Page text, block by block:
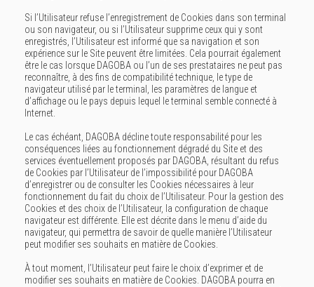
Si l’Utilisateur refuse l’enregistrement de Cookies dans son terminal
ou son navigateur, ou si l’Utilisateur supprime ceux qui y sont
enregistrés, l’Utilisateur est informé que sa navigation et son
expérience sur le Site peuvent être limitées. Cela pourrait également
être le cas lorsque DAGOBA ou l’un de ses prestataires ne peut pas
reconnaître, à des fins de compatibilité technique, le type de
navigateur utilisé par le terminal, les paramètres de langue et
d’affichage ou le pays depuis lequel le terminal semble connecté à
Internet.
Le cas échéant, DAGOBA décline toute responsabilité pour les
conséquences liées au fonctionnement dégradé du Site et des
services éventuellement proposés par DAGOBA, résultant du refus
de Cookies par l’Utilisateur de l’impossibilité pour DAGOBA
d’enregistrer ou de consulter les Cookies nécessaires à leur
fonctionnement du fait du choix de l’Utilisateur. Pour la gestion des
Cookies et des choix de l’Utilisateur, la configuration de chaque
navigateur est différente. Elle est décrite dans le menu d’aide du
navigateur, qui permettra de savoir de quelle manière l’Utilisateur
peut modifier ses souhaits en matière de Cookies.
À tout moment, l’Utilisateur peut faire le choix d’exprimer et de
modifier ses souhaits en matière de Cookies. DAGOBA pourra en